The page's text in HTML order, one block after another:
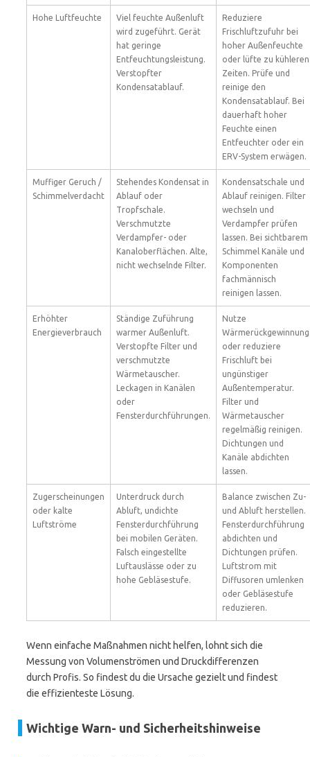
Hohe Luftfeuchte
Viel feuchte Außenluft
wird zugeführt. Gerät
hat geringe
Entfeuchtungsleistung.
Verstopfter
Kondensatablauf.
Reduziere
Frischluftzufuhr bei
hoher Außenfeuchte
oder lüfte zu kühleren
Zeiten. Prüfe und
reinige den
Kondensatablauf. Bei
dauerhaft hoher
Feuchte einen
Entfeuchter oder ein
ERV-System erwägen.
Muffiger Geruch /
Schimmelverdacht
Stehendes Kondensat in
Ablauf oder
Tropfschale.
Verschmutzte
Verdampfer- oder
Kanaloberflächen. Alte,
nicht wechselnde Filter.
Kondensatschale und
Ablauf reinigen. Filter
wechseln und
Verdampfer prüfen
lassen. Bei sichtbarem
Schimmel Kanäle und
Komponenten
fachmännisch
reinigen lassen.
Erhöhter
Energieverbrauch
Ständige Zuführung
warmer Außenluft.
Verstopfte Filter und
verschmutzte
Wärmetauscher.
Leckagen in Kanälen
oder
Fensterdurchführungen.
Nutze
Wärmerückgewinnung
oder reduziere
Frischluft bei
ungünstiger
Außentemperatur.
Filter und
Wärmetauscher
regelmäßig reinigen.
Dichtungen und
Kanäle abdichten
lassen.
Zugerscheinungen
oder kalte
Luftströme
Unterdruck durch
Abluft, undichte
Fensterdurchführung
bei mobilen Geräten.
Falsch eingestellte
Luftauslässe oder zu
hohe Gebläsestufe.
Balance zwischen Zu-
und Abluft herstellen.
Fensterdurchführung
abdichten und
Dichtungen prüfen.
Luftstrom mit
Diffusoren umlenken
oder Gebläsestufe
reduzieren.
Wenn einfache Maßnahmen nicht helfen, lohnt sich die
Messung von Volumenströmen und Druckdifferenzen
durch Profis. So findest du die Ursache gezielt und findest
die effizienteste Lösung.
Wichtige Warn- und Sicherheitshinweise